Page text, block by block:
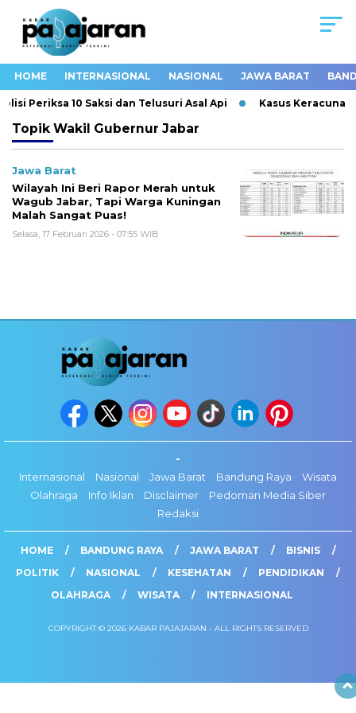
HOME INTERNASIONAL NASIONAL JAWA BARAT
Periksa 10 Saksi dan Telusuri Asal Api Kasus
Topik Wakil Gubernur Jabar
Jawa Barat
Wilayah Ini Beri Rapor Merah untuk
Wagub Jabar, Tapi Warga Kuningan
Malah Sangat Puas!
Selasa, 17 Februari 2026 - 07:55 WIB
-
Internasional
Nasional Jawa Barat Bandung Raya
Wisata
Olahraga
Info Iklan Disclaimer
Pedoman Media Siber
Redaksi
HOME BANDUNG RAYA JAWA BARAT
BISNIS
POLITIK
NASIONAL KESEHATAN
PENDIDIKAN
OLAHRAGA
WISATA INTERNASIONAL
COPYRIGHT © 2026 KABAR PAJAJARAN - ALL RIGHTS RESERVED